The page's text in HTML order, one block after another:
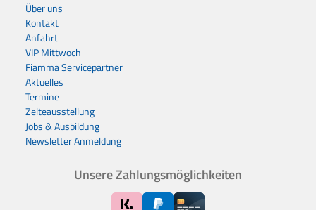
Über uns
Kontakt
Anfahrt
VIP Mittwoch
Fiamma Servicepartner
Aktuelles
Termine
Zelteausstellung
Jobs & Ausbildung
Newsletter Anmeldung
Unsere Zahlungsmöglichkeiten